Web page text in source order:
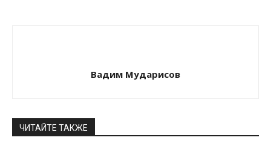
Вадим Мударисов
ЧИТАЙТЕ ТАКЖЕ